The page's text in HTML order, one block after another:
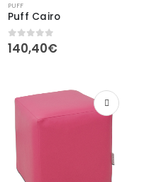
PUFF
Puff Cairo
0 out of 5
140,40€